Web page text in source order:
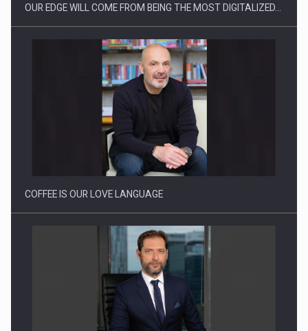
Webinar - Business Evolution-RETHINK STRATEGY-Finantare
Investitii Digitalizare
OUR EDGE WILL COME FROM BEING THE MOST DIGITALIZED…
COFFEE IS OUR LOVE LANGUAGE